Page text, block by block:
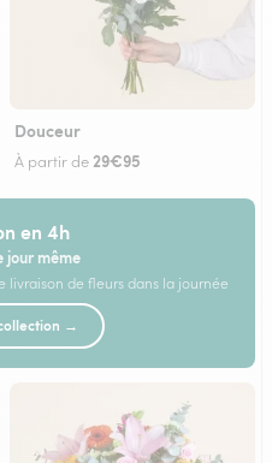
Douceur
À partir de29€95
en 4h
jour même
livraison de fleurs dans la journée
→